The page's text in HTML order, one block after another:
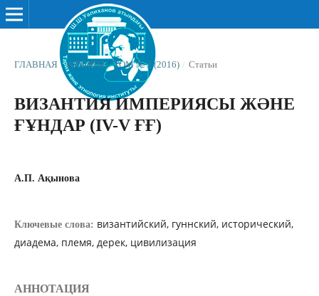
ГЛАВНАЯ / АРХИВЫ / ТОМ № 2 (2016) / Статьи
ВИЗАНТИЯ ИМПЕРИЯСЫ ЖƏНЕ
ҒҰНДАР (IV-V ҒҒ)
А.П. Ақынова
Ключевые слова: византийский, гуннский, исторический,
диадема, племя, дерек, цивилизация
АННОТАЦИЯ